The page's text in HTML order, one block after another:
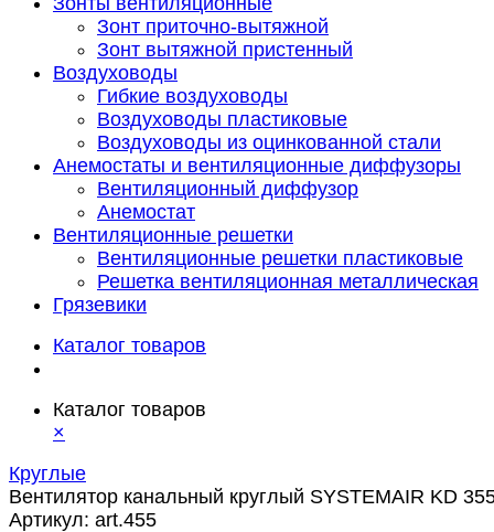
Зонт приточно-вытяжной
Зонт вытяжной пристенный
Воздуховоды
Гибкие воздуховоды
Воздуховоды пластиковые
Воздуховоды из оцинкованной стали
Анемостаты и вентиляционные диффузоры
Вентиляционный диффузор
Анемостат
Вентиляционные решетки
Вентиляционные решетки пластиковые
Решетка вентиляционная металлическая
Грязевики
Каталог товаров
Каталог товаров
×
Круглые
Вентилятор канальный круглый SYSTEMAIR KD
Артикул: art.455